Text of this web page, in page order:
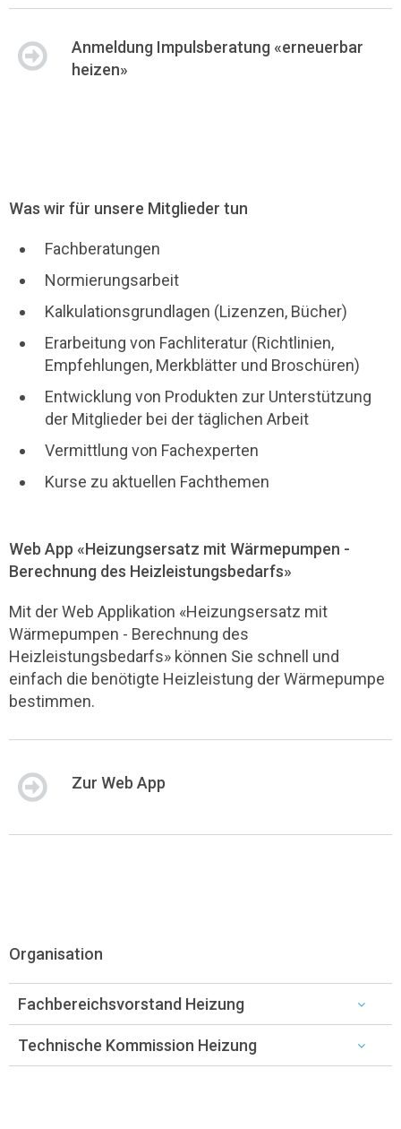
Anmeldung Impulsberatung «erneuerbar
heizen»
Was wir für unsere Mitglieder tun
Fachberatungen
Normierungsarbeit
Kalkulationsgrundlagen (Lizenzen, Bücher)
Erarbeitung von Fachliteratur (Richtlinien,
Empfehlungen, Merkblätter und Broschüren)
Entwicklung von Produkten zur Unterstützung
der Mitglieder bei der täglichen Arbeit
Vermittlung von Fachexperten
Kurse zu aktuellen Fachthemen
Web App «Heizungsersatz mit Wärmepumpen -
Berechnung des Heizleistungsbedarfs»
Mit der Web Applikation «Heizungsersatz mit
Wärmepumpen - Berechnung des
Heizleistungsbedarfs» können Sie schnell und
einfach die benötigte Heizleistung der Wärmepumpe
bestimmen.
Zur Web App
Organisation
Fachbereichsvorstand Heizung
Technische Kommission Heizung